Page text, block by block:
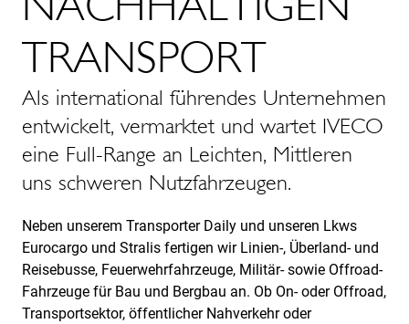
TRANSPORT
Als international führendes Unternehmen
entwickelt, vermarktet und wartet IVECO
eine Full-Range an Leichten, Mittleren
uns schweren Nutzfahrzeugen.
Neben unserem Transporter Daily und unseren Lkws
Eurocargo und Stralis fertigen wir Linien-, Überland- und
Reisebusse, Feuerwehrfahrzeuge, Militär- sowie Offroad-
Fahrzeuge für Bau und Bergbau an. Ob On- oder Offroad,
Transportsektor, öffentlicher Nahverkehr oder